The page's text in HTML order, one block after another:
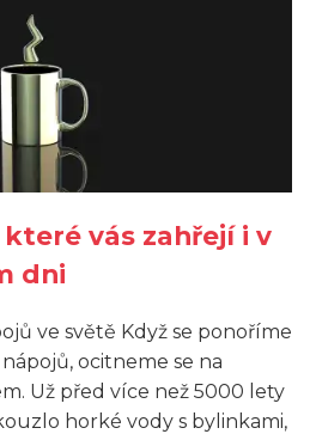
vás zahřejí i v
dni
ve světě Když se ponoříme
ocitneme se na
Už před více než 5000 lety
horké vody s bylinkami,